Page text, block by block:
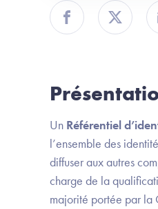
Partager sur
Un Référentiel
l’ensemble des
diffuser aux autres
charge de la
majorité portée par la